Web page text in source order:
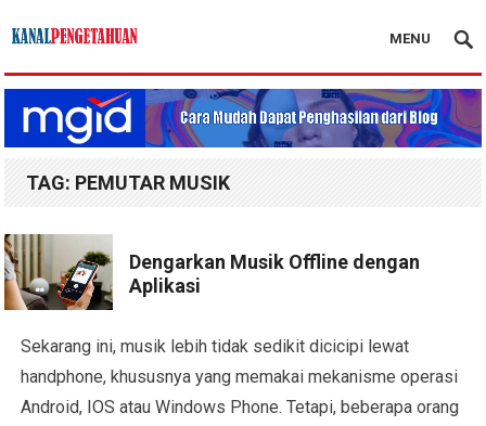
Kanal Pengetahuan
MENU
TAG: PEMUTAR MUSIK
Dengarkan Musik Offline dengan
Aplikasi
Sekarang ini, musik lebih tidak sedikit dicicipi lewat
handphone, khususnya yang memakai mekanisme operasi
Android, IOS atau Windows Phone. Tetapi, beberapa orang